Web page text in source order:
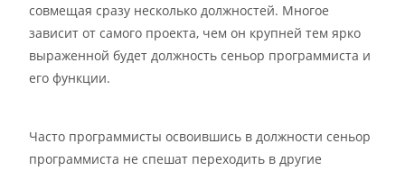
совмещая сразу несколько должностей. Многое
зависит от самого проекта, чем он крупней тем ярко
выраженной будет должность сеньор программиста и
его функции.
Часто программисты освоившись в должности сеньор
программиста не спешат переходить в другие